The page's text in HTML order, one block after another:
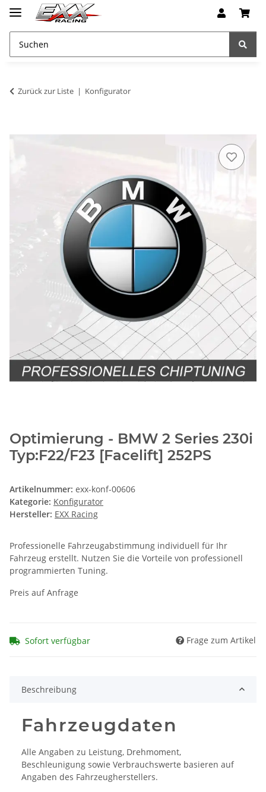
Zurück zur Liste Konfigurator
Optimierung - BMW 2 Series 230i
Typ:F22/F23 [Facelift] 252PS
Artikelnummer: exx-konf-00606
Kategorie: Konfigurator
Hersteller: EXX Racing
Professionelle Fahrzeugabstimmung individuell für Ihr
Fahrzeug erstellt. Nutzen Sie die Vorteile von professionell
programmierten Tuning.
Preis auf Anfrage
Sofort verfügbar Frage zum Artikel
Beschreibung
Fahrzeugdaten
Alle Angaben zu Leistung, Drehmoment,
Beschleunigung sowie Verbrauchswerte basieren auf
Angaben des Fahrzeugherstellers.